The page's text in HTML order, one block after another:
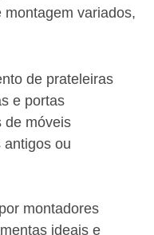
montagem variados,
de prateleiras
e portas
de móveis
antigos ou
montadores
ideais e